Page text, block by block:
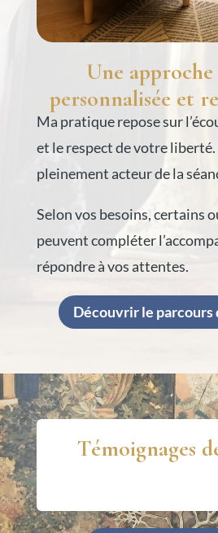
Une approche
personnalisée et
Ma pratique repose sur
et le respect de votre liberté.
pleinement acteur de la
Selon vos besoins, certains
peuvent compléter
répondre à vos attentes.
Découvrir le parcours
Témoignages